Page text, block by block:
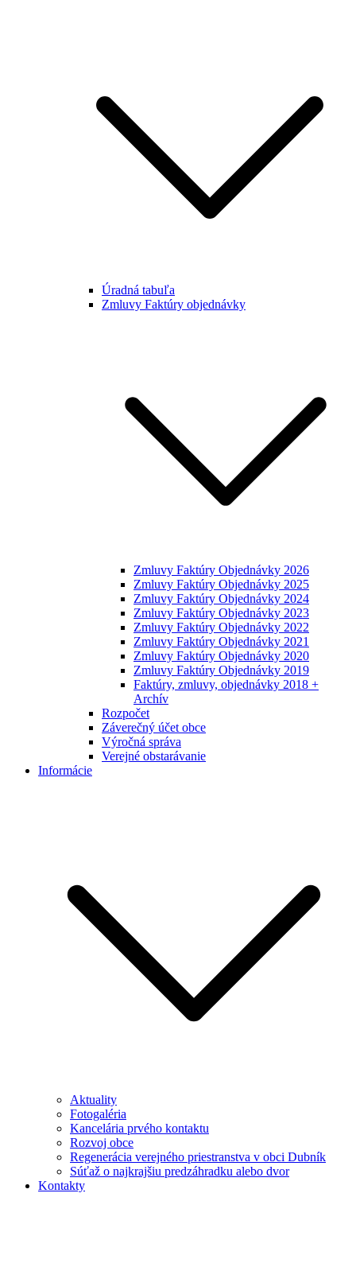
Úradná tabuľa
Zmluvy Faktúry objednávky
Zmluvy Faktúry Objednávky 2026
Zmluvy Faktúry Objednávky 2025
Zmluvy Faktúry Objednávky 2024
Zmluvy Faktúry Objednávky 2023
Zmluvy Faktúry Objednávky 2022
Zmluvy Faktúry Objednávky 2021
Zmluvy Faktúry Objednávky 2020
Zmluvy Faktúry Objednávky 2019
Faktúry, zmluvy, objednávky 2018 +
Archív
Rozpočet
Záverečný účet obce
Výročná správa
Verejné obstarávanie
Informácie
Aktuality
Fotogaléria
Kancelária prvého kontaktu
Rozvoj obce
Regenerácia verejného priestranstva v obci Dubník
Súťaž o najkrajšiu predzáhradku alebo dvor
Kontakty